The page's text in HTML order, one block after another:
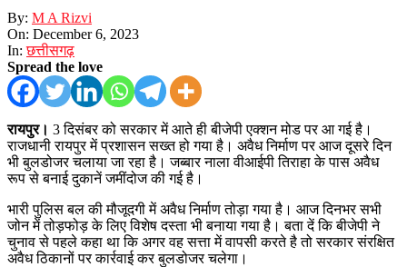
By: M A Rizvi
On: December 6, 2023
In: छत्तीसगढ़
Spread the love
रायपुर। 3 दिसंबर को सरकार में आते ही बीजेपी एक्शन मोड पर आ गई है।
राजधानी रायपुर में प्रशासन सख्त हो गया है। अवैध निर्माण पर आज दूसरे दिन
भी बुलडोजर चलाया जा रहा है। जब्बार नाला वीआईपी तिराहा के पास अवैध
रूप से बनाई दुकानें जमींदोज की गई है।
भारी पुलिस बल की मौजूदगी में अवैध निर्माण तोड़ा गया है। आज दिनभर सभी
जोन में तोड़फोड़ के लिए विशेष दस्ता भी बनाया गया है। बता दें कि बीजेपी ने
चुनाव से पहले कहा था कि अगर वह सत्ता में वापसी करते है तो सरकार संरक्षित
अवैध ठिकानों पर कार्रवाई कर बुलडोजर चलेगा।